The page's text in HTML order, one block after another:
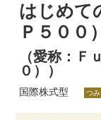
はじめて
Ｐ５００）
（愛称：
０））
国際株式型 つ